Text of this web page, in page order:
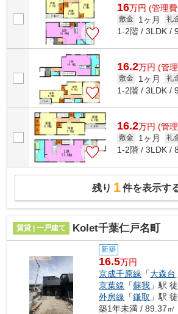
16万円 (管理
敷金 1ヶ月 礼
1-2階 / 3LDK /
16.2万円 (管
敷金 1ヶ月 礼
1-2階 / 3LDK /
16.2万円 (管
敷金 1ヶ月 礼
1-2階 / 3LDK /
残り 1件を表示す
賃貸 | 一戸建て Kolet千葉仁戸名町
新築
16.5万円
京成千原線 「大森台
京葉線 「蘇我 」駅
外房線 「鎌取 」駅
築1年未満 / 89.37㎡